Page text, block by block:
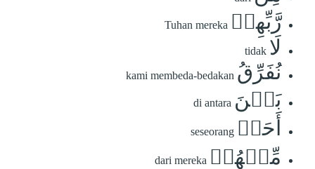
رَّبِّهِمۡ Tuhan mereka
لَا tidak
نُفَرِّقُ kami membeda-bedakan
بَيۡنَ di antara
أَحَدٖ seseorang
مِّنۡهُمۡ dari mereka